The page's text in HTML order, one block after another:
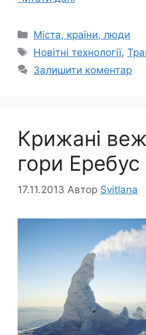
Категорії
Міста, країни, люди
Позначки
Новітні технології,
Залишити коментар
Крижані
гори Еребус
17.11.2013 Автор Svitlana